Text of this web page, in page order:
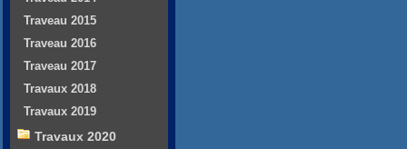
Traveau 2015
Traveau 2016
Traveau 2017
Travaux 2018
Travaux 2019
Travaux 2020